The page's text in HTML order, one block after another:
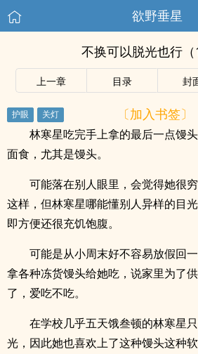
欲野垂星
不换可以脱光也行（
上一章 目录 封
〔加入书签〕
林寒星吃完手上拿的最后一点馒
面食，尤其是馒头。
可能落在别人眼里，会觉得她很
这样，但林寒星哪能懂别人异样的目
即方便还很充饥饱腹。
可能是从小周末好不容易放假回
拿各种冻货馒头给她吃，说家里为了
了，爱吃不吃。
在学校几乎五天饿叁顿的林寒星
光，因此她也喜欢上了这种馒头这种